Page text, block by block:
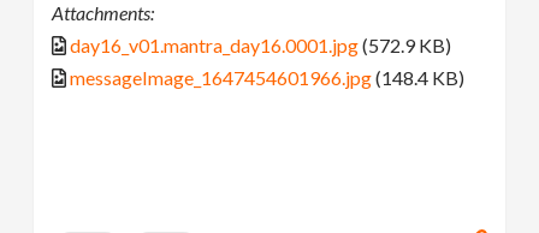
Attachments:
day16_v01.mantra_day16.0001.jpg(572.9 KB)
messageImage_1647454601966.jpg(148.4 KB)